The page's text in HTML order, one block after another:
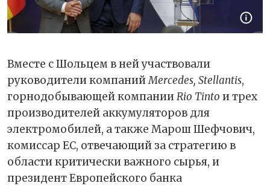
Вместе с Шольцем в ней участвовали
руководители компанийMercedes, Stellantis,
горнодобывающей компанииRio Tinto и трех
производителей аккумуляторов для
электромобилей, а также Марош Шефчович,
комиссар ЕС, отвечающий за стратегию в
области критически важного сырья, и
президент Европейского банка